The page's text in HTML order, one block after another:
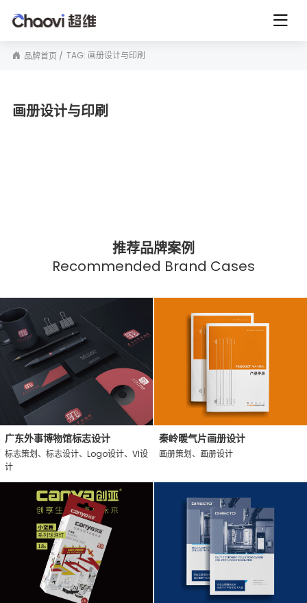
品牌首页 TAG: 画册设计与印刷
画册设计与印刷
推荐品牌案例
Recommended Brand Cases
广东外事博物馆标志设计
标志策划、标志设计、Logo设计、VI设
计
秦岭暖气片画册设计
画册策划、画册设计